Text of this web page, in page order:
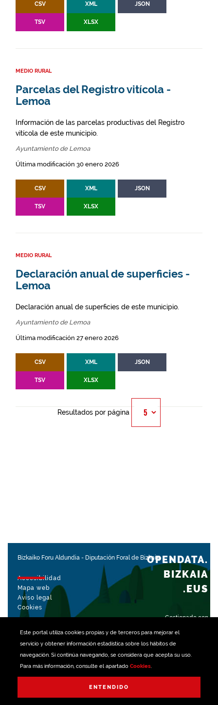
Este portal utiliza cookiespropias y de terceros para mejorar el
servicio y obtener información estadística sobre los hábitos de
navegación. Si continúa navegando, se considera que acepta su uso.
Para más información, consulte el apartado Cookies.
ENTENDIDO
CSV XML JSON
TSV XLSX
MEDIO RURAL
Parcelas del Registro vitícola -
Lemoa
Información de las parcelas productivas del Registro
vitícola de este municipio.
Ayuntamiento de Lemoa
Última modificación 30 enero 2026
CSV XML JSON
TSV XLSX
MEDIO RURAL
Declaración anual de superficies -
Lemoa
Declaración anual de superficies de este municipio.
Ayuntamiento de Lemoa
Última modificación 27 enero 2026
CSV XML JSON
TSV XLSX
Resultados por página
Bizkaiko Foru Aldundia - Diputación Foral de Bizkaia
Accesibilidad
Mapa web
Aviso legal
Cookies
Gestionado con
OPENDATA.
BIZKAIA
.EUS